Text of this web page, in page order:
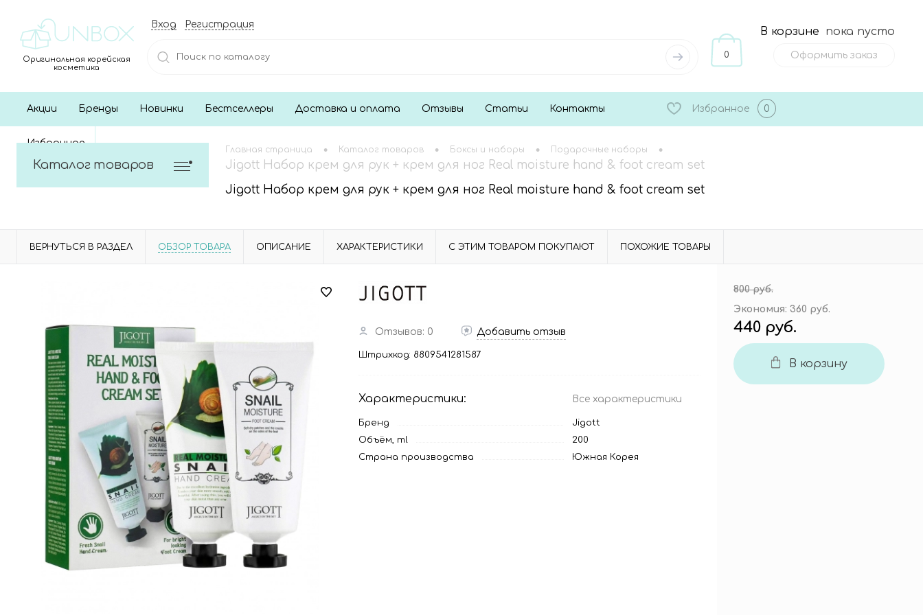
Оригинальная корейская
косметика
Вход Регистрация
0
В корзине пока пусто
Оформить заказ
Акции Бренды Новинки Бестселлеры Доставка и оплата Отзывы Статьи Контакты
Избранное
Избранное 0
Каталог товаров
Главная страница • Каталог товаров • Боксы и наборы • Подарочные наборы •
Jigott Набор крем для рук + крем для ног Real moisture hand & foot cream set
Jigott Набор крем для рук + крем для ног Real moisture hand & foot cream set
ВЕРНУТЬСЯ В РАЗДЕЛ ОБЗОР ТОВАРА ОПИСАНИЕ ХАРАКТЕРИСТИКИ С ЭТИМ ТОВАРОМ ПОКУПАЮТ ПОХОЖИЕ ТОВАРЫ
Отзывов: 0 Добавить отзыв
Штрихкод: 8809541281587
Характеристики: Все характеристики
Бренд
Jigott
Объём, ml
200
Страна производства
Южная Корея
800 руб.
Экономия: 360 руб.
440 руб.
В корзину